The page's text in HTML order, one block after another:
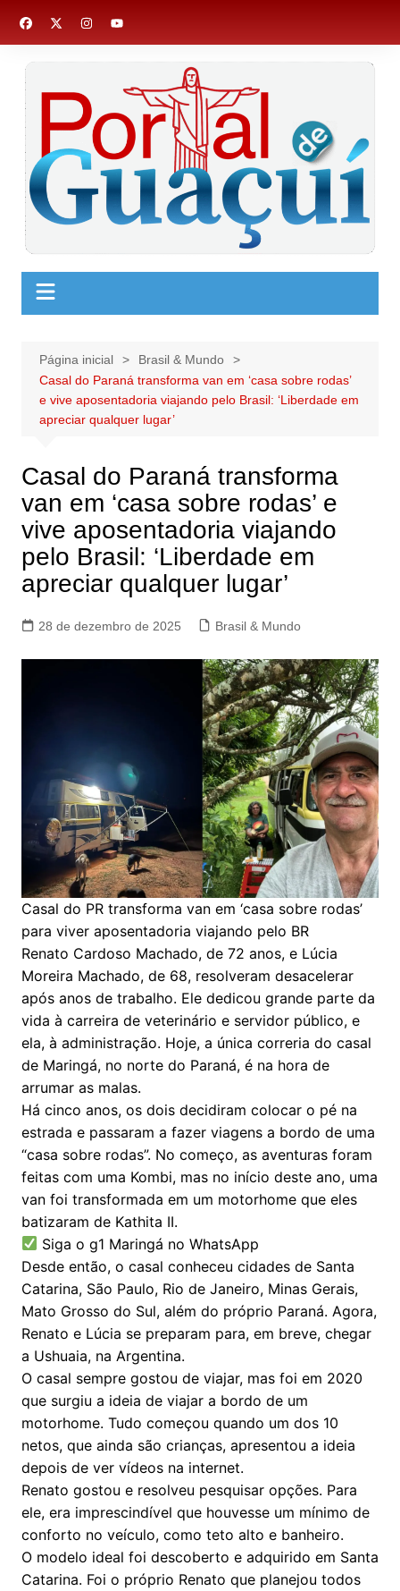
para
Página inicial
Brasil & Mundo
Casal do Paraná transforma van em ‘casa sobre rodas’
e vive aposentadoria viajando pelo Brasil: ‘Liberdade em
apreciar qualquer lugar’
Casal do Paraná transforma
van em ‘casa sobre rodas’ e
vive aposentadoria viajando
pelo Brasil: ‘Liberdade em
apreciar qualquer lugar’
28 de dezembro de 2025 Brasil & Mundo
Casal do PR transforma van em ‘casa sobre rodas’
para viver aposentadoria viajando pelo BR
Renato Cardoso Machado, de 72 anos, e Lúcia
Moreira Machado, de 68, resolveram desacelerar
após anos de trabalho. Ele dedicou grande parte da
vida à carreira de veterinário e servidor público, e
ela, à administração. Hoje, a única correria do casal
de Maringá, no norte do Paraná, é na hora de
arrumar as malas.
Há cinco anos, os dois decidiram colocar o pé na
estrada e passaram a fazer viagens a bordo de uma
“casa sobre rodas”. No começo, as aventuras foram
feitas com uma Kombi, mas no início deste ano, uma
van foi transformada em um motorhome que eles
batizaram de Kathita II.
Siga o g1 Maringá no WhatsApp
Desde então, o casal conheceu cidades de Santa
Catarina, São Paulo, Rio de Janeiro, Minas Gerais,
Mato Grosso do Sul, além do próprio Paraná. Agora,
Renato e Lúcia se preparam para, em breve, chegar
a Ushuaia, na Argentina.
O casal sempre gostou de viajar, mas foi em 2020
que surgiu a ideia de viajar a bordo de um
motorhome. Tudo começou quando um dos 10
netos, que ainda são crianças, apresentou a ideia
depois de ver vídeos na internet.
Renato gostou e resolveu pesquisar opções. Para
ele, era imprescindível que houvesse um mínimo de
conforto no veículo, como teto alto e banheiro.
O modelo ideal foi descoberto e adquirido em Santa
Catarina. Foi o próprio Renato que planejou todos